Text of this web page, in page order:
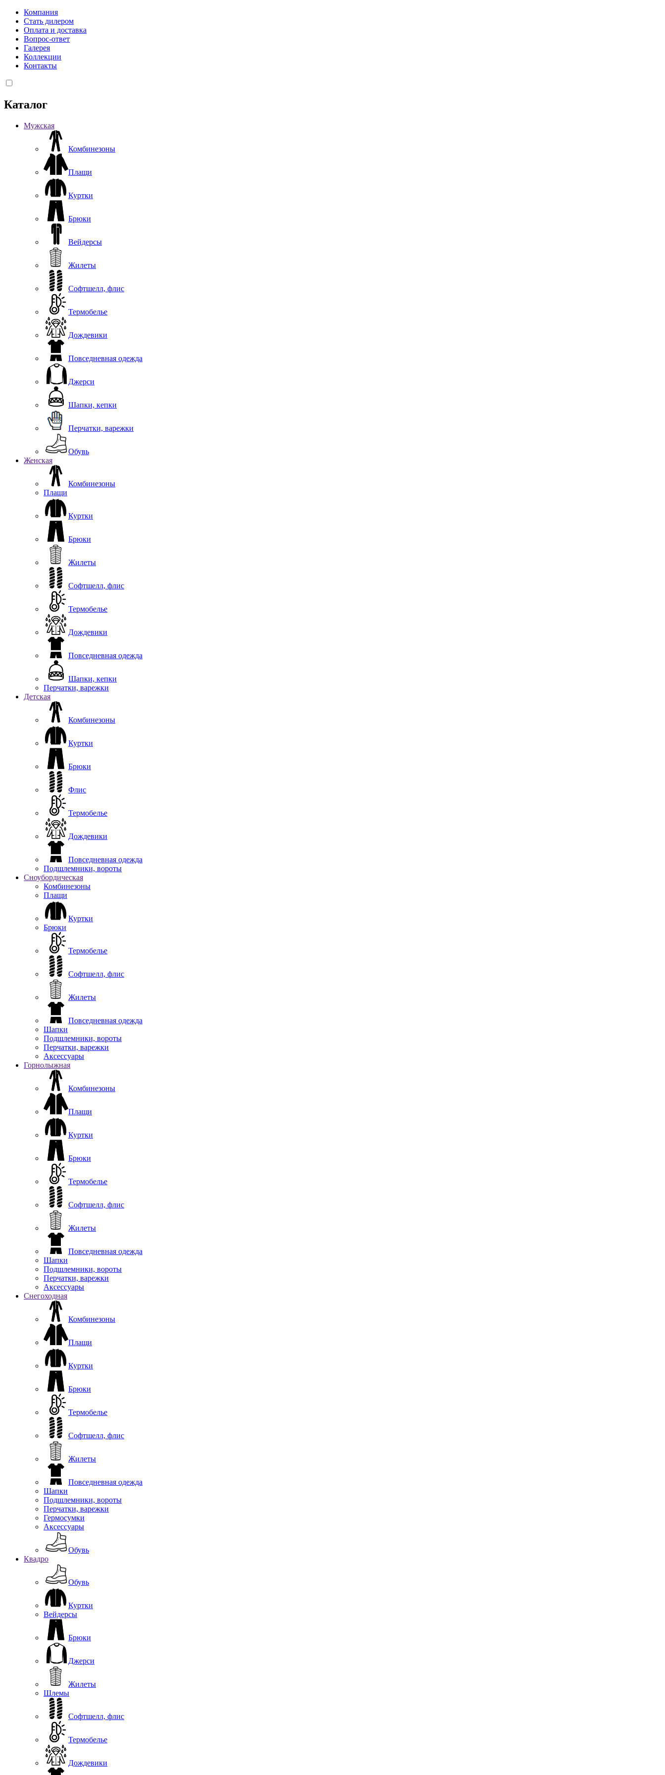
Компания
Стать дилером
Оплата и доставка
Вопрос-ответ
Галерея
Коллекции
Контакты
Каталог
Мужская
Комбинезоны
Плащи
Куртки
Брюки
Вейдерсы
Жилеты
Софтшелл, флис
Термобелье
Дождевики
Повседневная одежда
Джерси
Шапки, кепки
Перчатки, варежки
Обувь
Женская
Комбинезоны
Плащи
Куртки
Брюки
Жилеты
Софтшелл, флис
Термобелье
Дождевики
Повседневная одежда
Шапки, кепки
Перчатки, варежки
Детская
Комбинезоны
Куртки
Брюки
Флис
Термобелье
Дождевики
Повседневная одежда
Подшлемники, вороты
Сноубордическая
Комбинезоны
Плащи
Куртки
Брюки
Термобелье
Софтшелл, флис
Жилеты
Повседневная одежда
Шапки
Подшлемники, вороты
Перчатки, варежки
Аксессуары
Горнолыжная
Комбинезоны
Плащи
Куртки
Брюки
Термобелье
Софтшелл, флис
Жилеты
Повседневная одежда
Шапки
Подшлемники, вороты
Перчатки, варежки
Аксессуары
Снегоходная
Комбинезоны
Плащи
Куртки
Брюки
Термобелье
Софтшелл, флис
Жилеты
Повседневная одежда
Шапки
Подшлемники, вороты
Перчатки, варежки
Гермосумки
Аксессуары
Обувь
Квадро
Обувь
Куртки
Вейдерсы
Брюки
Джерси
Жилеты
Шлемы
Софтшелл, флис
Термобелье
Дождевики